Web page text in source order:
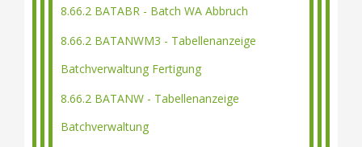
8.66.2 BATABR - Batch WA Abbruch
8.66.2 BATANWM3 - Tabellenanzeige
Batchverwaltung Fertigung
8.66.2 BATANW - Tabellenanzeige
Batchverwaltung